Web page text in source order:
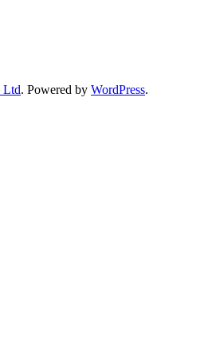
Ltd. Powered by WordPress.